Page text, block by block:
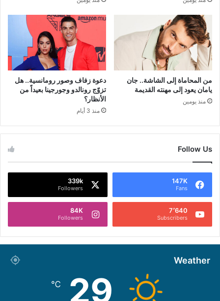
من المحاماة إلى الشاشة.. جان
يامان يعود إلى مهنته القديمة
منذ يومين
دعوة زفاف وصور رومانسية.. هل
تزوّج رونالدو وجورجينا بعيداً من
الأنظار؟
منذ 3 أيام
Follow Us
147K
Fans
339k
Followers
7٬640
Subscribers
84K
Followers
Weather
29
℃